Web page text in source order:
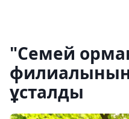
"Семей
ұсталды